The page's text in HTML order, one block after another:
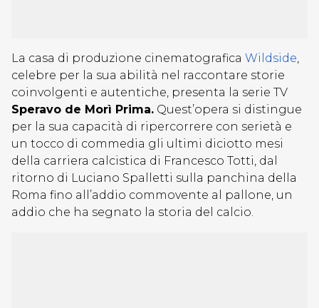
La casa di produzione cinematografica Wildside,
celebre per la sua abilità nel raccontare storie
coinvolgenti e autentiche, presenta la serie TV
Speravo de Morì Prima. Quest’opera si distingue
per la sua capacità di ripercorrere con serietà e
un tocco di commedia gli ultimi diciotto mesi
della carriera calcistica di Francesco Totti, dal
ritorno di Luciano Spalletti sulla panchina della
Roma fino all’addio commovente al pallone, un
addio che ha segnato la storia del calcio.